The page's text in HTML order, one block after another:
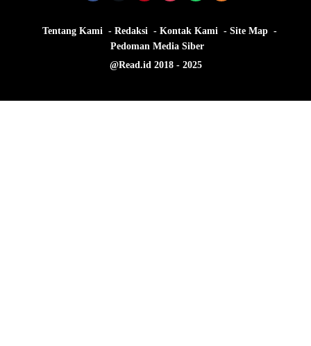
Tentang Kami Redaksi Kontak Kami
Site Map
Pedoman Media Siber
@Read.id 2018 - 2025